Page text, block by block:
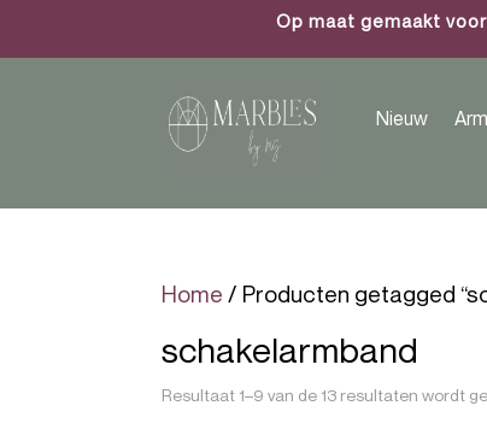
Op maat gemaakt
Nieuw
Home / Producten getagged
schakelarmband
Resultaat 1–9 van de 13 resultaten wordt